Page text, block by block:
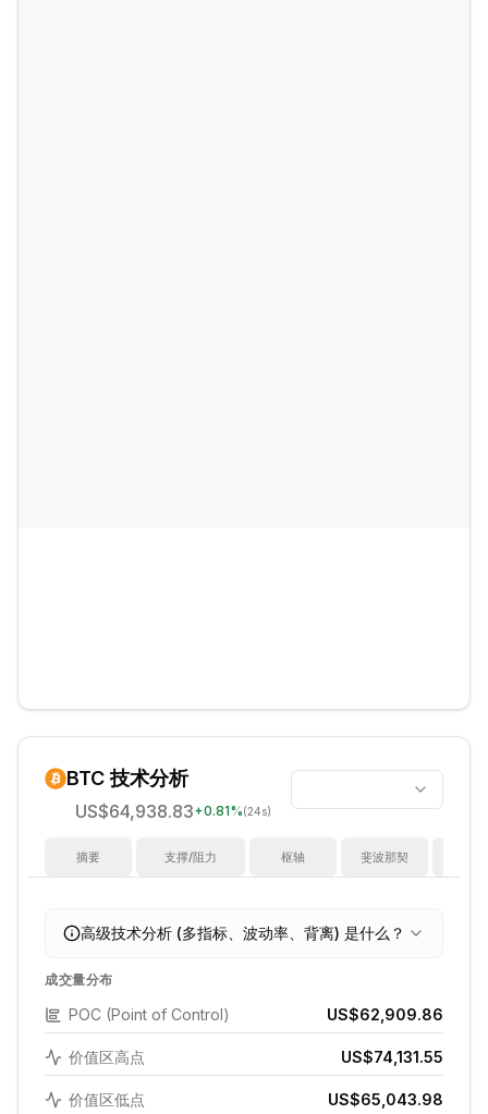
BTC技术分析
US$64,938.83+0.81%(24s)
摘要 支撑/阻力 枢轴 斐波那契
高级技术分析 (多指标、波动率、背离) 是什么？
成交量分布
POC (Point of Control) US$62,909.86
价值区高点 US$74,131.55
价值区低点 US$65,043.98